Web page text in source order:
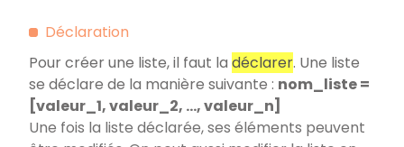
Déclaration
Pour créer une liste, il faut la déclarer. Une liste
se déclare de la manière suivante : nom_liste =
[valeur_1, valeur_2, ..., valeur_n]
Une fois la liste déclarée, ses éléments peuvent